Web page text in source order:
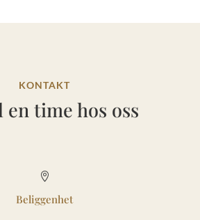
KONTAKT
en time hos oss

Beliggenhet